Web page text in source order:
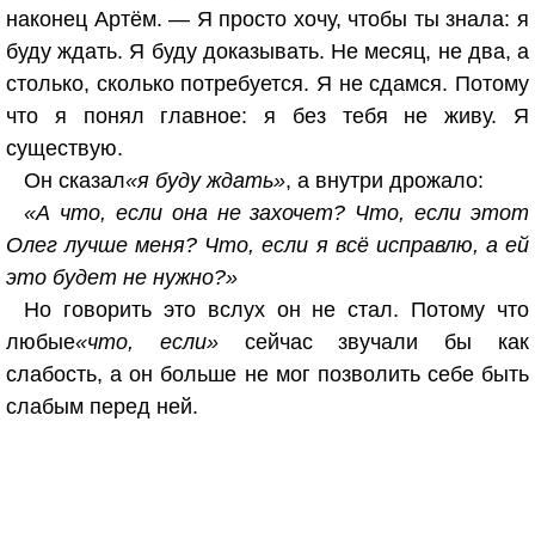
наконец Артём. — Я просто хочу, чтобы ты знала: я
буду ждать. Я буду доказывать. Не месяц, не два, а
столько, сколько потребуется. Я не сдамся. Потому
что я понял главное: я без тебя не живу. Я
существую.
Он сказал«я буду ждать», а внутри дрожало:
«А что, если она не захочет? Что, если этот
Олег лучше меня? Что, если я всё исправлю, а ей
это будет не нужно?»
Но говорить это вслух он не стал. Потому что
любые«что, если» сейчас звучали бы как
слабость, а он больше не мог позволить себе быть
слабым перед ней.